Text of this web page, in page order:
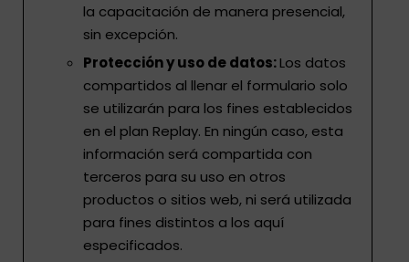
la capacitación de manera presencial,
sin excepción.
Protección y uso de datos:Los datos
compartidos al llenar el formulario solo
se utilizarán para los fines establecidos
en el plan Replay. En ningún caso, esta
información será compartida con
terceros para su uso en otros
productos o sitios web, ni será utilizada
para fines distintos a los aquí
especificados.